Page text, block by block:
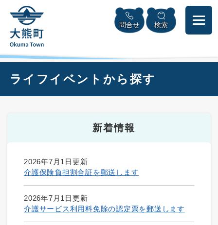
頭
メニューを飛ばして本文へ
問合せ 検索
ライフイベントから探す
新着情報
2026年7月1日更新
介護保険負担割合証を郵送します
2026年7月1日更新
介護サービス利用料免除の認定票を郵送します